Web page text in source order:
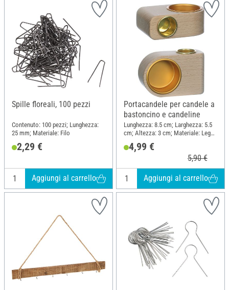
Spille floreali, 100 pezzi
Contenuto: 100 pezzi; Lunghezza:
25 mm; Materiale: Filo
2,29 €
Aggiungi al carrello
Portacandele per candele a
bastoncino e candeline
Lunghezza: 8.5 cm; Larghezza: 5.5
cm; Altezza: 3 cm; Materiale: Legno
4,99 €
5,90 €
Aggiungi al carrello